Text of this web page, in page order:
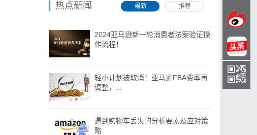
热点新闻 最新 推荐
2024亚马逊新一轮消费者法案验证操
作流程！
轻小计划被取消！亚马逊FBA费率再
调整，...
遇到购物车丢失的分析要素及应对策
略